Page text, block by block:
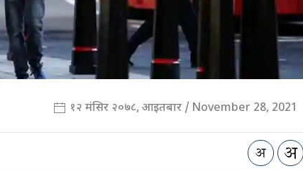
१२ मंसिर २०७८, आइतबार / November 28, 2021